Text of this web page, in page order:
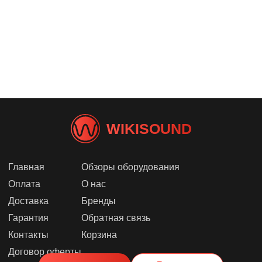
WIKISOUND
Главная
Оплата
Доставка
Гарантия
Контакты
Договор оферты
Обзоры оборудования
О нас
Бренды
Обратная связь
Корзина